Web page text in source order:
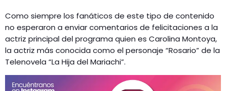
Como siempre los fanáticos de este tipo de contenido
no esperaron a enviar comentarios de felicitaciones a la
actriz principal del programa quien es Carolina Montoya,
la actriz más conocida como el personaje “Rosario” de la
Telenovela “La Hija del Mariachi”.